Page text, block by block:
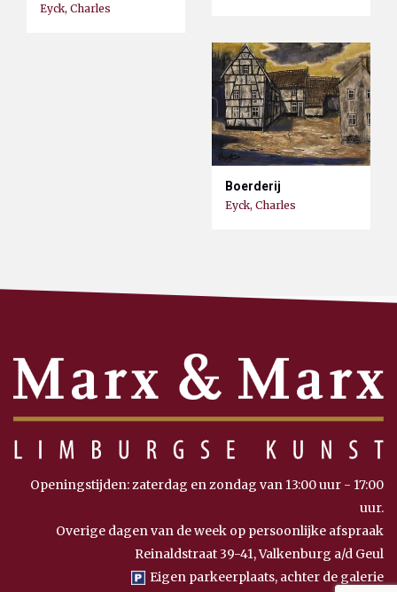
Eyck, Charles
Boerderij
Eyck, Charles
Openingstijden: zaterdag en zondag van 13:00 uur - 17:00
uur.
Overige dagen van de week op persoonlijke afspraak
Reinaldstraat 39-41, Valkenburg a/d Geul
Eigen parkeerplaats, achter de galerie